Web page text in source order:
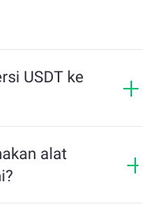
USDT ke
untuk
kondisi
alat